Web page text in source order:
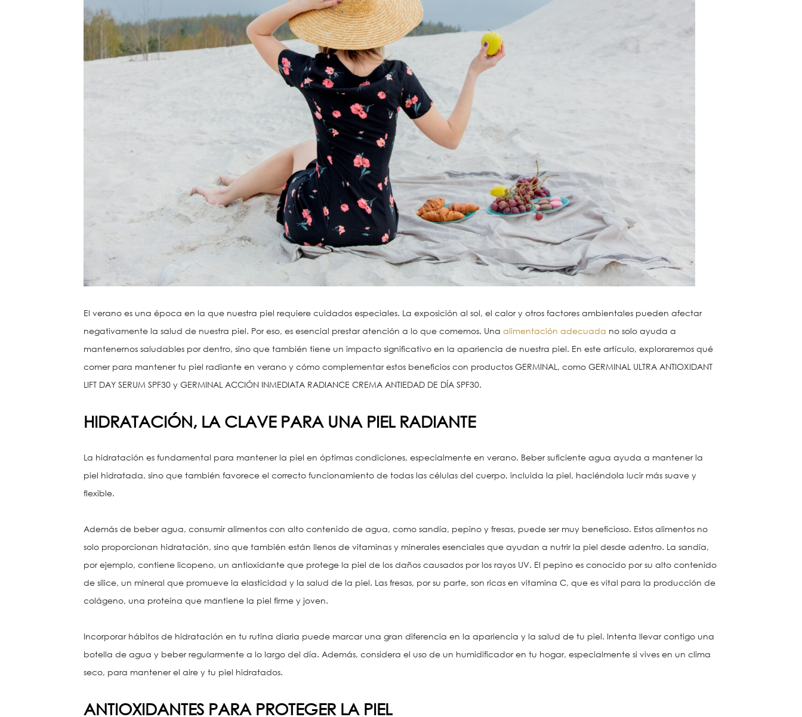
El verano es una época en la que nuestra piel requiere cuidados especiales. La exposición al sol, el calor y otros factores ambientales pueden afectar
negativamente la salud de nuestra piel. Por eso, es esencial prestar atención a lo que comemos. Una alimentación adecuada no solo ayuda a
mantenernos saludables por dentro, sino que también tiene un impacto significativo en la apariencia de nuestra piel. En este artículo, exploraremos qué
comer para mantener tu piel radiante en verano y cómo complementar estos beneficios con productos GERMINAL, como GERMINAL ULTRA ANTIOXIDANT
LIFT DAY SERUM SPF30 y GERMINAL ACCIÓN INMEDIATA RADIANCE CREMA ANTIEDAD DE DÍA SPF30.
HIDRATACIÓN, LA CLAVE PARA UNA PIEL RADIANTE
La hidratación es fundamental para mantener la piel en óptimas condiciones, especialmente en verano. Beber suficiente agua ayuda a mantener la
piel hidratada, sino que también favorece el correcto funcionamiento de todas las células del cuerpo, incluida la piel, haciéndola lucir más suave y
flexible.
Además de beber agua, consumir alimentos con alto contenido de agua, como sandía, pepino y fresas, puede ser muy beneficioso. Estos alimentos no
solo proporcionan hidratación, sino que también están llenos de vitaminas y minerales esenciales que ayudan a nutrir la piel desde adentro. La sandía,
por ejemplo, contiene licopeno, un antioxidante que protege la piel de los daños causados por los rayos UV. El pepino es conocido por su alto contenido
de sílice, un mineral que promueve la elasticidad y la salud de la piel. Las fresas, por su parte, son ricas en vitamina C, que es vital para la producción de
colágeno, una proteína que mantiene la piel firme y joven.
Incorporar hábitos de hidratación en tu rutina diaria puede marcar una gran diferencia en la apariencia y la salud de tu piel. Intenta llevar contigo una
botella de agua y beber regularmente a lo largo del día. Además, considera el uso de un humidificador en tu hogar, especialmente si vives en un clima
seco, para mantener el aire y tu piel hidratados.
ANTIOXIDANTES PARA PROTEGER LA PIEL